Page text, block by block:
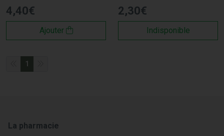
4,40€
Ajouter
2,30€
Indisponible
1
La pharmacie